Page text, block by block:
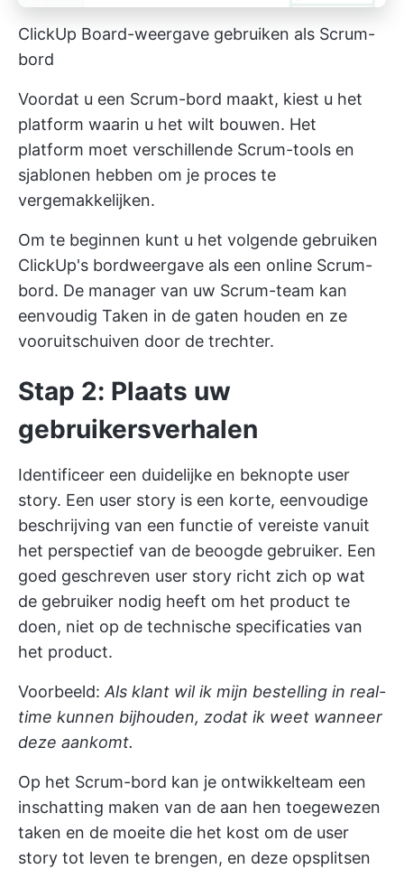
ClickUp Board-weergave gebruiken als Scrum-
bord
Voordat u een Scrum-bord maakt, kiest u het
platform waarin u het wilt bouwen. Het
platform moet verschillende Scrum-tools en
sjablonen hebben om je proces te
vergemakkelijken.
Om te beginnen kunt u het volgende gebruiken
ClickUp's bordweergave als een online Scrum-
bord. De manager van uw Scrum-team kan
eenvoudig Taken in de gaten houden en ze
vooruitschuiven door de trechter.
Stap 2: Plaats uw
gebruikersverhalen
Identificeer een duidelijke en beknopte user
story. Een user story is een korte, eenvoudige
beschrijving van een functie of vereiste vanuit
het perspectief van de beoogde gebruiker. Een
goed geschreven user story richt zich op wat
de gebruiker nodig heeft om het product te
doen, niet op de technische specificaties van
het product.
Voorbeeld: Als klant wil ik mijn bestelling in real-
time kunnen bijhouden, zodat ik weet wanneer
deze aankomt.
Op het Scrum-bord kan je ontwikkelteam een
inschatting maken van de aan hen toegewezen
taken en de moeite die het kost om de user
story tot leven te brengen, en deze opsplitsen